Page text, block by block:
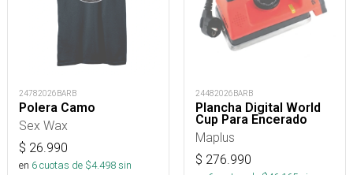
24782026BARB
Polera Camo
Sex Wax
$ 26.990
en 6cuotas de $4.498sin
24482026BARB
Plancha Digital World
Cup Para Encerado
Maplus
$ 276.990